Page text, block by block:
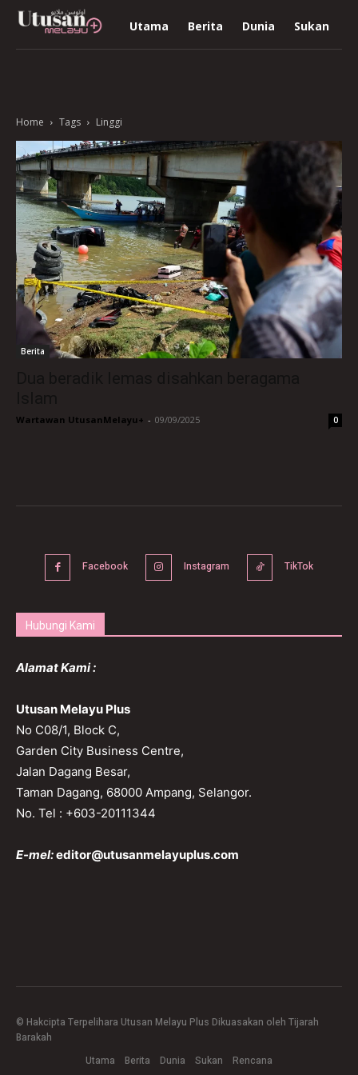
Utama Berita Dunia Sukan
Home Tags Linggi
Berita
Wartawan UtusanMelayu+ - 09/09/2025 0
Facebook Instagram TikTok
Hubungi Kami
Alamat Kami :
Utusan Melayu Plus
No C08/1, Block C,
Garden City Business Centre,
Jalan Dagang Besar,
Taman Dagang, 68000 Ampang, Selangor.
No. Tel : +603-20111344
E-mel:editor@utusanmelayuplus.com
© Hakcipta Terpelihara Utusan Melayu Plus Dikuasakan oleh Tijarah
Barakah
Utama
Berita Dunia Sukan Rencana